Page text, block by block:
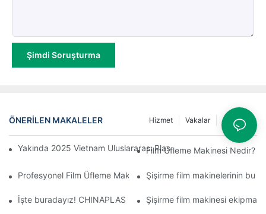
Şimdi Soruşturma
ÖNERILEN MAKALELER Haberler
Vakalar
Hizmet
Yakında 2025 Vietnam Uluslararası Plastik ve Kauçuk Sanayi
Film Üfleme Makinesi Nedir?
Profesyonel Film Üfleme Makinesi Üreticileri Nedir: Yüksek
Şişirme film makinelerinin bu
İşte buradayız! CHINAPLAS 2024 Uluslararası Kauçuk ve Plastik
Şişirme film makinesi